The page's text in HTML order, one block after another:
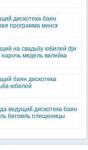
дискотека баян
программа минск
на свадьбу юбилей djи
мядель вилейка
баян дискотека
юбилей
ведущий дискотека баян
бегомль плещеницы